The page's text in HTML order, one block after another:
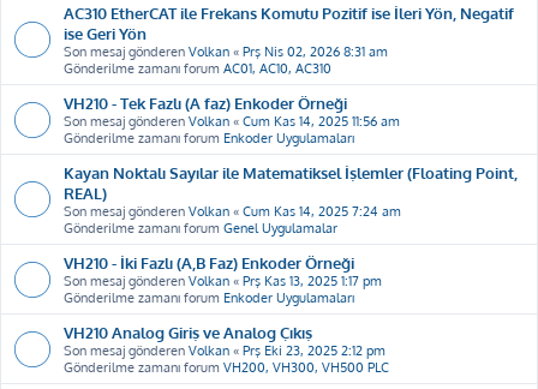
AC310 EtherCAT ile Frekans Komutu Pozitif ise İleri Yön, Negatif
ise Geri Yön
Son mesaj gönderen Volkan « Prş Nis 02, 2026 8:31 am
Gönderilme zamanı forum AC01, AC10, AC310
VH210 - Tek Fazlı (A faz) Enkoder Örneği
Son mesaj gönderen Volkan « Cum Kas 14, 2025 11:56 am
Gönderilme zamanı forum Enkoder Uygulamaları
Kayan Noktalı Sayılar ile Matematiksel İşlemler (Floating Point,
REAL)
Son mesaj gönderen Volkan « Cum Kas 14, 2025 7:24 am
Gönderilme zamanı forum Genel Uygulamalar
VH210 - İki Fazlı (A,B Faz) Enkoder Örneği
Son mesaj gönderen Volkan « Prş Kas 13, 2025 1:17 pm
Gönderilme zamanı forum Enkoder Uygulamaları
VH210 Analog Giriş ve Analog Çıkış
Son mesaj gönderen Volkan « Prş Eki 23, 2025 2:12 pm
Gönderilme zamanı forum VH200, VH300, VH500 PLC